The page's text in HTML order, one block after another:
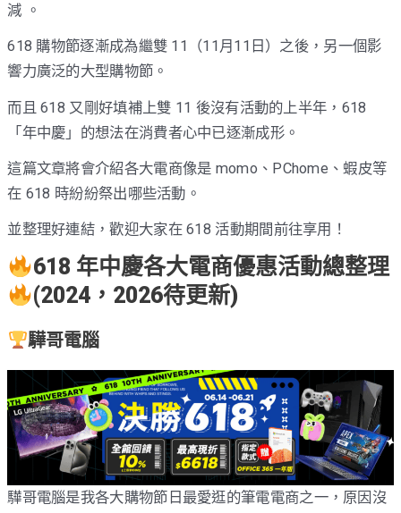
減 。
618 購物節逐漸成為繼雙 11（11月11日）之後，另一個影
響力廣泛的大型購物節。
而且 618 又剛好填補上雙 11 後沒有活動的上半年，618
「年中慶」的想法在消費者心中已逐漸成形。
這篇文章將會介紹各大電商像是 momo、PChome、蝦皮等
在 618 時紛紛祭出哪些活動。
並整理好連結，歡迎大家在 618 活動期間前往享用！
618 年中慶各大電商優惠活動總整理
(2024，2026待更新)
驊哥電腦
驊哥電腦是我各大購物節日最愛逛的筆電電商之一，原因沒